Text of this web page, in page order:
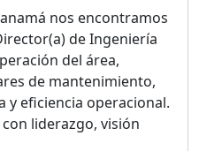
nos encontramos
de Ingeniería
del área,
de mantenimiento,
eficiencia operacional.
liderazgo, visión